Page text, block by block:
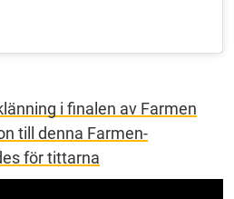
i finalen av Farmen
till denna Farmen-
för tittarna